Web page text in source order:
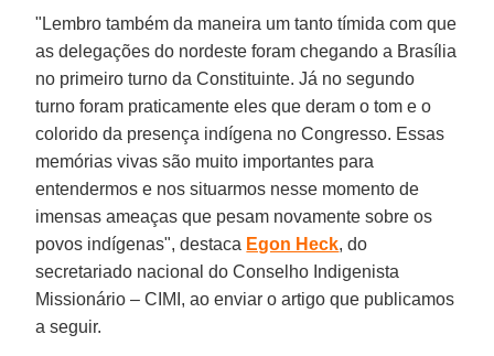
"Lembro também da maneira um tanto tímida com que
as delegações do nordeste foram chegando a Brasília
no primeiro turno da Constituinte. Já no segundo
turno foram praticamente eles que deram o tom e o
colorido da presença indígena no Congresso. Essas
memórias vivas são muito importantes para
entendermos e nos situarmos nesse momento de
imensas ameaças que pesam novamente sobre os
povos indígenas", destaca Egon Heck, do
secretariado nacional do Conselho Indigenista
Missionário – CIMI, ao enviar o artigo que publicamos
a seguir.